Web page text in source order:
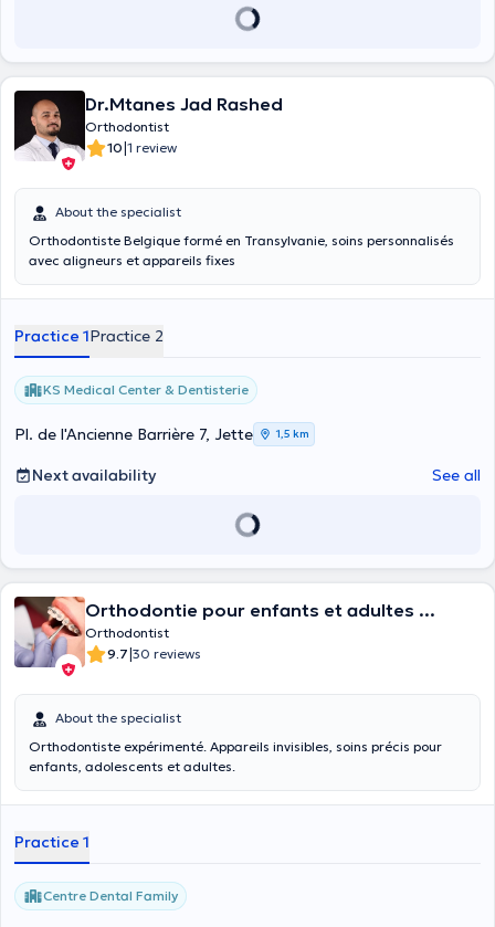
Dr.Mtanes Jad Rashed
Orthodontist
10|1 review
About the specialist
Orthodontiste Belgique formé en Transylvanie, soins personnalisés
avec aligneurs et appareils fixes
Practice 1Practice 2
KS Medical Center & Dentisterie
Pl. de l'Ancienne Barrière 7, Jette 1,5 km
Next availability See all
Orthodontie pour enfants et adultes ...
Orthodontist
9.7|30 reviews
About the specialist
Orthodontiste expérimenté. Appareils invisibles, soins précis pour
enfants, adolescents et adultes.
Practice 1
Centre Dental Family